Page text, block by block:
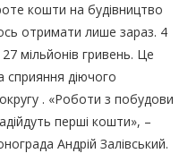
кошти на будівництво
отримати лише зараз. 4
27 мільйонів гривень. Це
сприяння діючого
. «Роботи з побудови
перші кошти», –
Андрій Залівський.